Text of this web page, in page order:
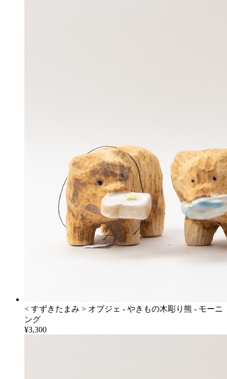
< すずきたまみ > オブジェ - やきもの木彫り熊 - モーニ
ング
¥3,300